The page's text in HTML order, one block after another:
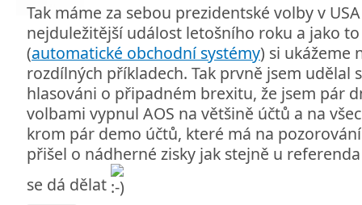
Tak máme za sebou prezidentské volby v
nejduležitější událost letošního roku a jako
(automatické obchodní systémy) si ukážeme
rozdílných příkladech. Tak prvně jsem udělal
hlasováni o připadném brexitu, že jsem pár
volbami vypnul AOS na většině účtů a na
krom pár demo účtů, které má na
přišel o nádherné zisky jak stejně u
se dá dělat